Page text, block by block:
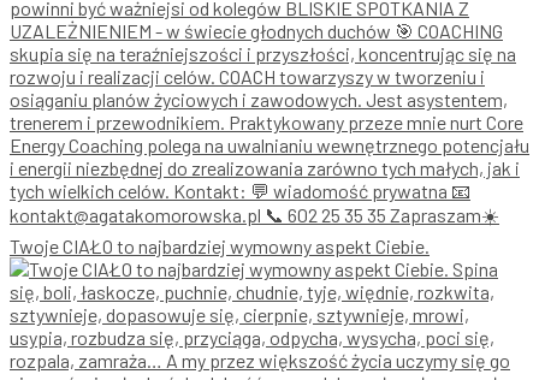
Twoje CIAŁO to najbardziej wymowny aspekt Ciebie.